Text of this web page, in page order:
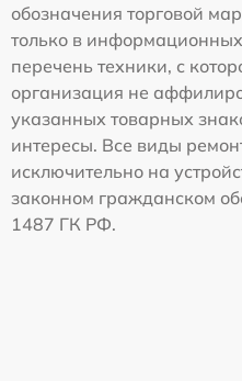
обозначения торговой
только в
перечень техники, с
организация не
указанных товарных
интересы. Все виды
исключительно на
законном гражданском
1487 ГК РФ.